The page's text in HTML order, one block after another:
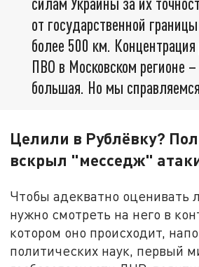
от государственной
более 500 км. Концентрация
ПВО в Московском регионе
большая. Но мы
Целили в Рублёвку?
вскрыл "месседж"
Чтобы адекватно оценивать
нужно смотреть на него в
котором оно происходит,
политических наук, первый